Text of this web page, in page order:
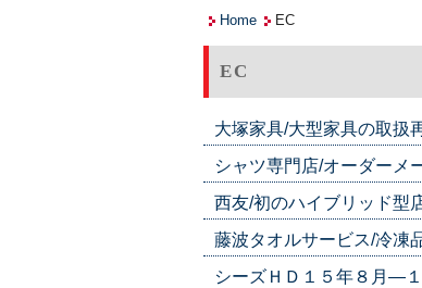
Home EC
EC
大塚家具/大型家具の取扱
シャツ専門店/オーダーメ
西友/初のハイブリッド型
藤波タオルサービス/冷凍
シーズＨＤ１５年８月―